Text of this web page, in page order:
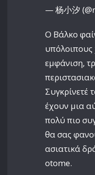
— 杨小汐
Ο Βάλκο
υπόλοιπους
εμφάνιση,
Συγκρίνετέ
έχουν μια
πολύ πιο
θα σας
ασιατικά
otome.